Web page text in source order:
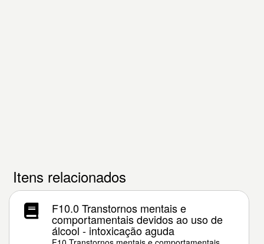
Itens relacionados
F10.0 Transtornos mentais e
comportamentais devidos ao uso de
álcool - intoxicação aguda